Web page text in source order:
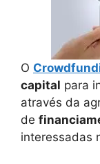
O
capital para
através da
de
interessadas